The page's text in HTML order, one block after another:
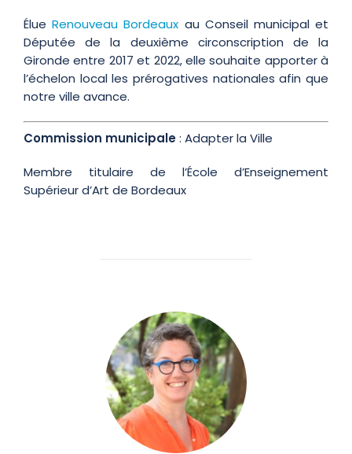
ÉlueRenouveau Bordeaux au Conseil municipal et
Députée de la deuxième circonscription de la
Gironde entre 2017 et 2022, elle souhaite apporter à
l’échelon local les prérogatives nationales afin que
notre ville avance.
Commission municipale: Adapter la Ville
Membre titulaire de l’École d’Enseignement
Supérieur d’Art de Bordeaux